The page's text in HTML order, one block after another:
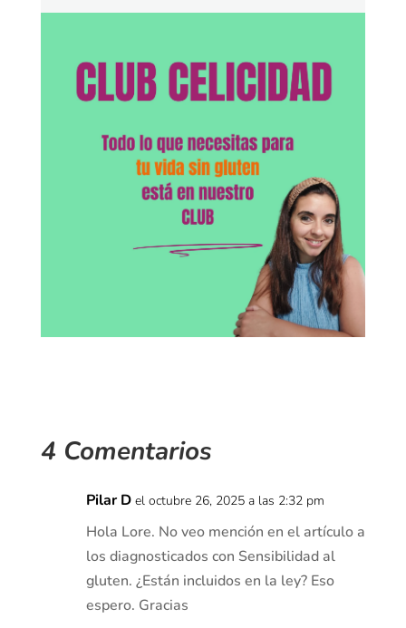
4 Comentarios
Pilar D el octubre 26, 2025 a las 2:32 pm
Hola Lore. No veo mención en el artículo a
los diagnosticados con Sensibilidad al
gluten. ¿Están incluidos en la ley? Eso
espero. Gracias